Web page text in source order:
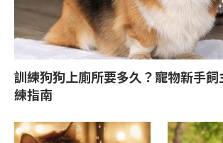
訓練狗狗上廁所要多久？寵物新手
練指南